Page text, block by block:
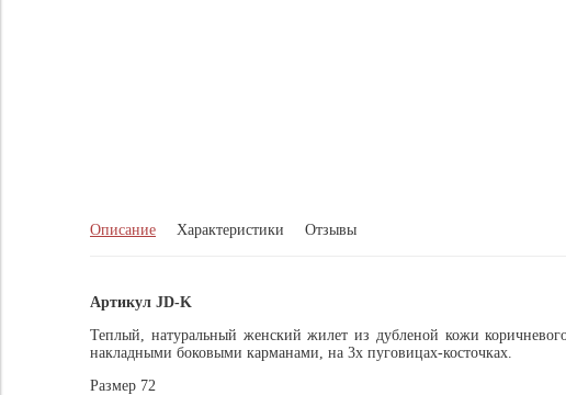
Описание Характеристики Отзывы
Артикул JD-K
Теплый, натуральный женский жилет из дубленой кожи
накладными боковыми карманами, на 3х пуговицах-косточках.
Размер 72